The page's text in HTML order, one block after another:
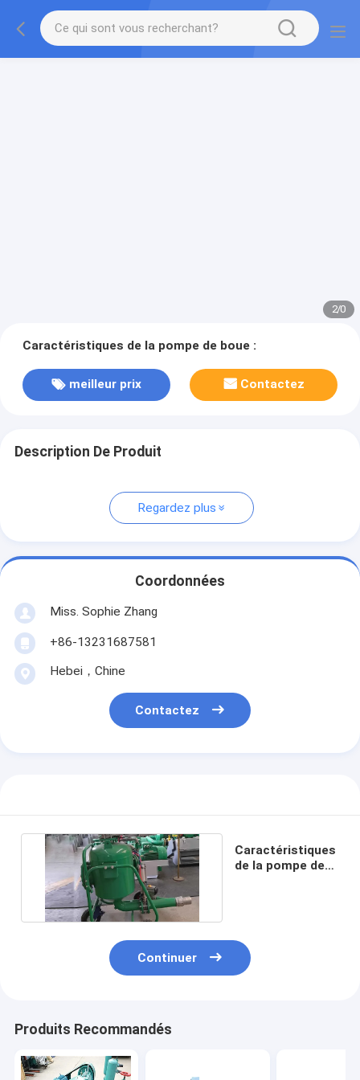
2/0
Caractéristiques de la pompe de boue :
meilleur prix Contactez
Description De Produit
Regardez plus
Coordonnées
Miss. Sophie Zhang
+86-13231687581
Hebei，Chine
Contactez
Caractéristiques
de la pompe de
Continuer
Produits Recommandés